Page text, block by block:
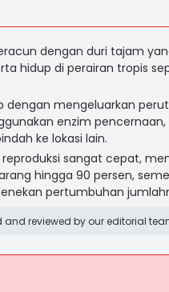
dengan duri tajam
hidup di perairan tropis
dengan mengeluarkan
enzim pencernaan,
ke lokasi lain.
sangat cepat,
hingga 90 persen,
pertumbuhan
reviewed by our editorial